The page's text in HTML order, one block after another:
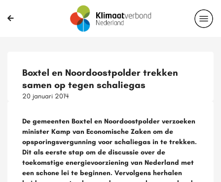
Boxtel en Noordoostpolder trekken
samen op tegen schaliegas
20 januari 2014
De gemeenten Boxtel en Noordoostpolder verzoeken
minister Kamp van Economische Zaken om de
opsporingsvergunning voor schaliegas in te trekken.
Dit als eerste stap om de discussie over de
toekomstige energievoorziening van Nederland met
een schone lei te beginnen. Vervolgens herhalen